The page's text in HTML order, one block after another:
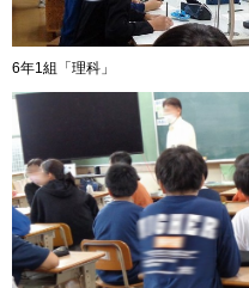
6年1組「理科」